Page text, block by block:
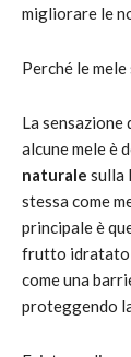
migliorare le
Perché le
La sensazione
alcune mele è
naturale sulla
stessa come
principale è
frutto idratato
come una
proteggendo